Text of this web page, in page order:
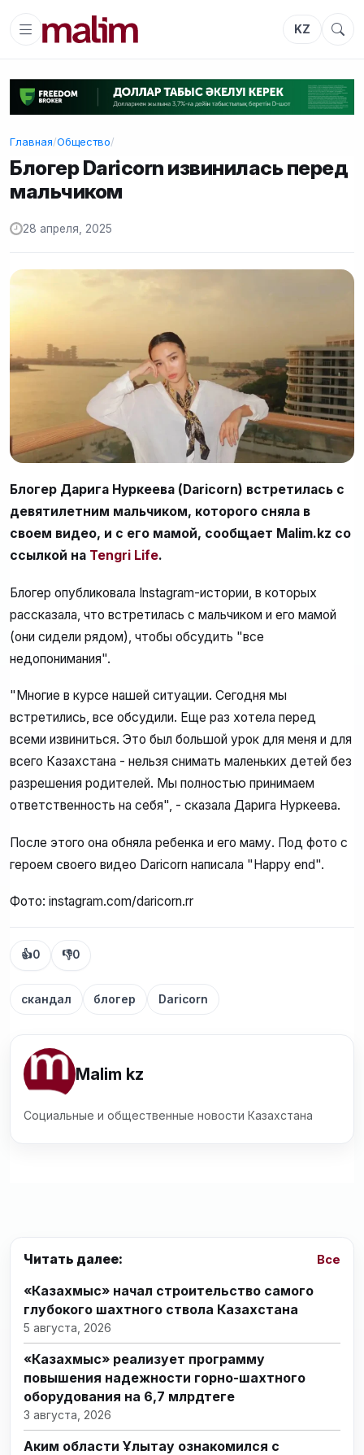
KZ
Главная/Общество/
Блогер Daricorn извинилась перед
мальчиком
28 апреля, 2025
Блогер Дарига Нуркеева (Daricorn) встретилась с
девятилетним мальчиком, которого сняла в
своем видео, и с его мамой, сообщает Malim.kz со
ссылкой на Tengri Life.
Блогер опубликовала Instagram-истории, в которых
рассказала, что встретилась с мальчиком и его мамой
(они сидели рядом), чтобы обсудить "все
недопонимания".
"Многие в курсе нашей ситуации. Сегодня мы
встретились, все обсудили. Еще раз хотела перед
всеми извиниться. Это был большой урок для меня и для
всего Казахстана - нельзя снимать маленьких детей без
разрешения родителей. Мы полностью принимаем
ответственность на себя", - сказала Дарига Нуркеева.
После этого она обняла ребенка и его маму. Под фото с
героем своего видео Daricorn написала "Happy end".
Фото: instagram.com/daricorn.rr
👍0 👎0
скандал блогер Daricorn
Malim kz
Социальные и общественные новости Казахстана
Читать далее: Все
«Казахмыс» начал строительство самого
глубокого шахтного ствола Казахстана
5 августа, 2026
«Казахмыс» реализует программу
повышения надежности горно-шахтного
оборудования на 6,7 млрдтеңге
3 августа, 2026
Аким области Ұлытау ознакомился с